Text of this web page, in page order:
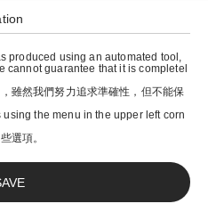
inc.
produced using an automated tool,
cannot guarantee that it is completel
雖然我們努力追求準確性，但不能保
the menu in the upper left corn
選項。